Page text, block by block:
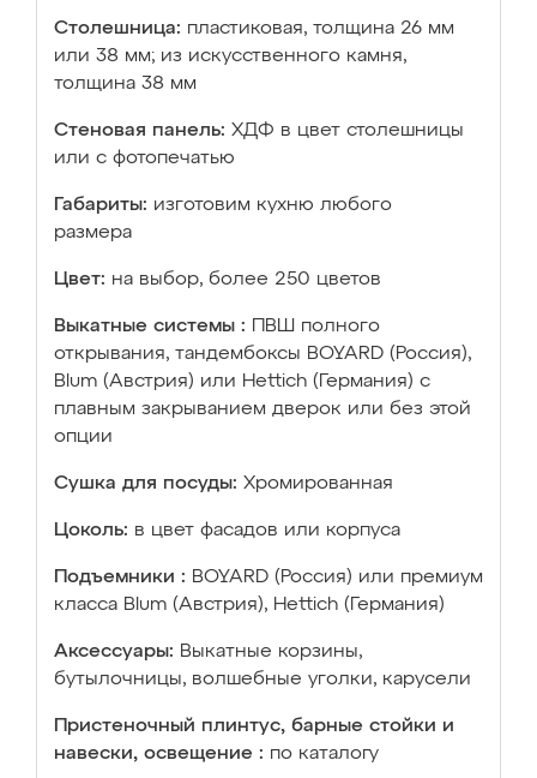
Столешница: пластиковая, толщина 26 мм
или 38 мм; из искусственного камня,
толщина 38 мм
Стеновая панель: ХДФ в цвет столешницы
или с фотопечатью
Габариты: изготовим кухню любого
размера
Цвет: на выбор, более 250 цветов
Выкатные системы :
ПВШ полного
открывания, тандембоксы BOYARD (Россия),
Blum (Австрия) или Hettich (Германия) с
плавным закрыванием дверок или без этой
опции
Сушка для посуды: Хромированная
Цоколь: в цвет фасадов или корпуса
Подъемники : BOYARD (Россия) или премиум
класса Blum (Австрия), Hettich (Германия)
Аксессуары: Выкатные корзины,
бутылочницы, волшебные уголки, карусели
Пристеночный плинтус, барные стойки и
навески, освещение : по каталогу